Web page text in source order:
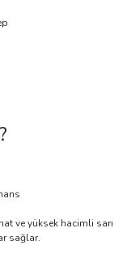
ve yüksek hacimli sarı
sağlar.